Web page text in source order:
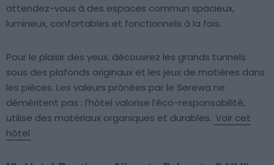
attendez-vous à des espaces commun spacieux,
lumineux, confortables et fonctionnels à la fois.
Pour le plaisir des yeux, découvrez les grands tunnels
sous des plafonds originaux et les jeux de matières dans
les pièces. Les valeurs prônées par le Serewa ne
déméritent pas : l’hôtel valorise l’éco-responsabilité,
utilise des matériaux organiques et durables. Voir cet
hôtel